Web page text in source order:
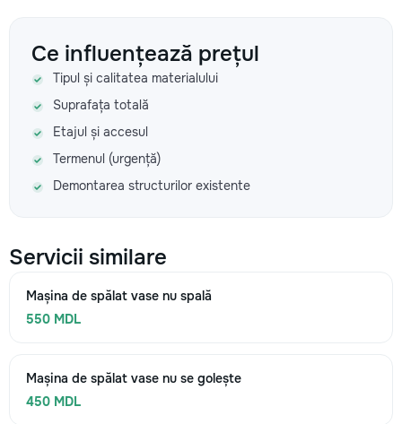
Ce influențează prețul
Tipul și calitatea materialului
Suprafața totală
Etajul și accesul
Termenul (urgență)
Demontarea structurilor existente
Servicii similare
Mașina de spălat vase nu spală
550 MDL
Mașina de spălat vase nu se golește
450 MDL